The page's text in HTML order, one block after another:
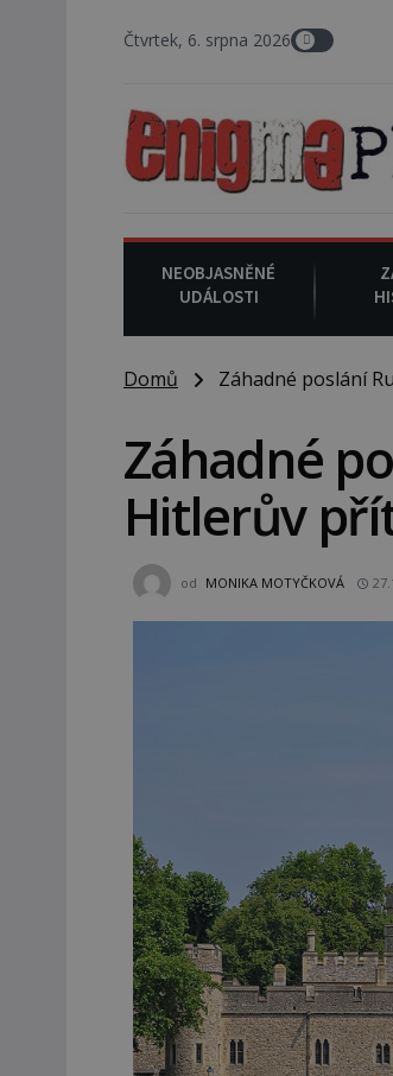
Čtvrtek, 6. srpna 20266. srpna 1930
NEOBJASNĚNÉ
UDÁLOSTI
Domů Záhadné poslání
Záhadné
Hitlerův
od MONIKA MOTYČKOVÁ